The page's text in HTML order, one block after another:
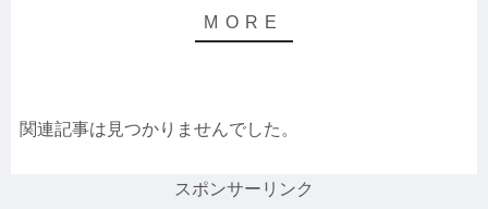
関連記事は見つかりませんでした。
スポンサーリンク